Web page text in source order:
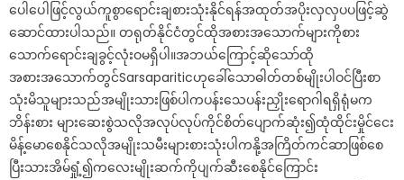
ပေါပေါဖြင့်လွယ်ကူစွာရောင်းချစားသုံးနိုင်ရန်အထုတ်အပိုးလှလှပပဖြင့်ဆွဲ
ဆောင်ထားပါသည်။ တရုတ်နိုင်ငံတွင်ထိုအစားအသောက်များကိုစား
သောက်ရောင်းချခွင့်လုံးဝမရှိပါ။အဘယ်ကြောင့်ဆိုသော်ထို
အစားအသောက်တွင်Sarsapariticဟုခေါ်သောဓါတ်တစ်မျိုးပါဝင်ပြီးစာ
သုံးမိသူများသည်အမျိုးသားဖြစ်ပါကပန်းသေပန်းညှိုးရောဂါရရှိရုံမက
ဘိန်းစား များဆေးစွဲသလိုအလုပ်လုပ်ကိုင်စိတ်ပျောက်ဆုံး၍ထုံထိုင်းမှိုင်ငေး
မိန့်မောစေနိုင်သလိုအမျိုးသမီးများစားသုံးပါကနို့အကြိတ်ကင်ဆာဖြစ်စေ
ပြီးသားအိမ်ရှုံ့၍ကလေးမျိုးဆက်ကိုပျက်ဆီးစေနိုင်ကြောင်း